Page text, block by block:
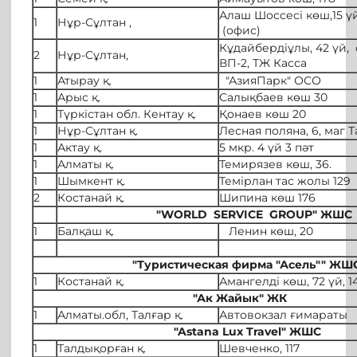
1
Нұр-Сұлтан ,
Алаш Шоссесі көш,15
(офис)
2
Нұр-Сұлтан,
Кұдайбердіұлы, 42 үй,
ВП-2, ТЖ Касса
1
Атырау қ.
"АзияПарк" ОСО
1
Арыс қ.
Салықбаев көш 30
1
Түркістан обл. Кентау қ.
Қонаев көш 20
1
Нұр-Сұлтан қ.
Лесная поляна, 6, маг
1
Актау қ.
5 мкр. 4 үй 3 пәт
1
Алматы қ.
Темирязев көш, 36.
1
Шымкент қ.
Темірлан тас жолы 129
2
Костанай қ.
Шипина көш 176
"WORLD SERVICE GROUP" ЖШС
1
Балқаш қ. Ленин көш, 20
"Туристическая фирма "Асель""
1
Костанай қ.
Амангелді көш, 72 үй,
"Ак Жайык" ЖК
1
Алматы.обл, Талғар қ.
Автовокзал ғимараты
"Astana Lux Travel" ЖШС
1
Талдықорған қ. Шевченко, 117